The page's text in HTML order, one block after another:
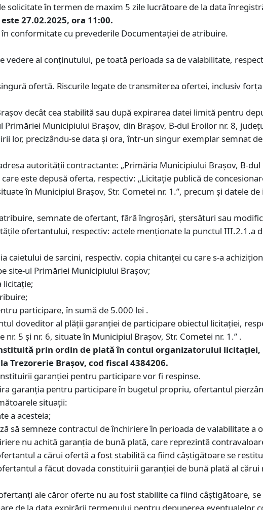
solicitate în termen de maxim 5 zile lucrătoare de la data
27.02.2025, ora 11:00.
conformitate cu prevederile Documentației de atribuire.
al conținutului, pe toată perioada sa de valabilitate,
ofertă. Riscurile legate de transmiterea ofertei, inclusiv
decât cea stabilită sau după expirarea datei limită pentru
Primăriei Municipiului Brașov, din Brașov, B-dul Eroilor nr. 8,
lor, precizându-se data și ora, într-un singur exemplar semnat
autorității contractante: „Primăria Municipiului Brașov, B-dul
este depusă oferta, respectiv: „Licitație publică de
în Municipiul Brașov, Str. Cometei nr. 1.”, precum și datele
semnate de ofertant, fără îngroșări, ștersături sau
ofertantului, respectiv: actele menționate la punctul III.2.1.a
caietului de sarcini, respectiv. copia chitanței cu care s-a
site-ul Primăriei Municipiului Brașov;
licitație;
participare, în sumă de 5.000 lei .
doveditor al plății garanției de participare obiectul licitației,
5 și nr. 6, situate în Municipiul Brașov, Str. Cometei nr. 1.” .
prin ordin de plată în contul organizatorului licitației,
Trezorerie Brașov, cod fiscal 4384206.
garanției pentru participare vor fi respinse.
garanția pentru participare în bugetul propriu, ofertantul
situații:
a acesteia;
să semneze contractul de închiriere în perioada de valabilitate a
nu achită garanția de bună plată, care reprezintă
a cărui ofertă a fost stabilită ca fiind câștigătoare se
a făcut dovada constituirii garanției de bună plată al cărui
ale căror oferte nu au fost stabilite ca fiind câștigătoare,